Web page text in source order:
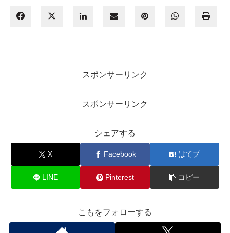
スポンサーリンク
スポンサーリンク
シェアする
X Facebook はてブ
LINE Pinterest コピー
こもをフォローする